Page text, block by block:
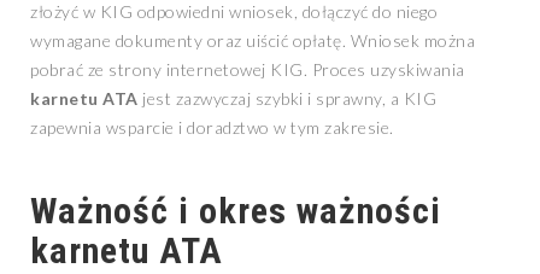
złożyć w KIG odpowiedni wniosek, dołączyć do niego
wymagane dokumenty oraz uiścić opłatę. Wniosek można
pobrać ze strony internetowej KIG. Proces uzyskiwania
karnetu ATA jest zazwyczaj szybki i sprawny, a KIG
zapewnia wsparcie i doradztwo w tym zakresie.
Ważność i okres ważności
karnetu ATA